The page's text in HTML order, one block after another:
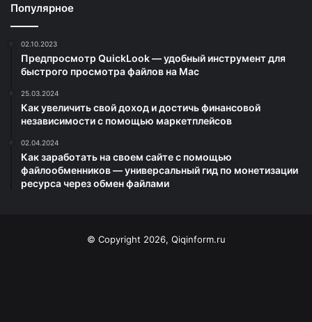
Популярное
02.10.2023
Предпросмотр QuickLook — удобный инструмент для
быстрого просмотра файлов на Mac
25.03.2024
Как увеличить свой доход и достичь финансовой
независимости с помощью маркетплейсов
02.04.2024
Как заработать на своем сайте с помощью
файлообменников — универсальный гид по монетизации
ресурса через обмен файлами
© Copyright 2026, Qiqinform.ru